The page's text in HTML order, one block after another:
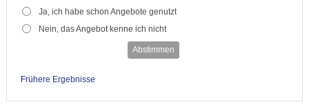
Ja, ich habe schon Angebote genutzt
Nein, das Angebot kenne ich nicht
Abstimmen
Frühere Ergebnisse